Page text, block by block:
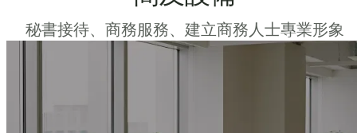
秘書接待、商務服務、建立商務人士專業形象